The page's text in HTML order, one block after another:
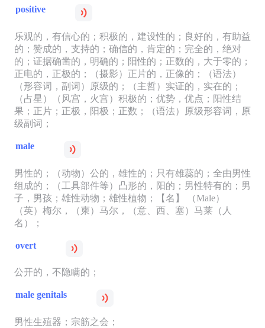
positive
乐观的，有信心的；积极的，建设性的；良好的，有助益
的；赞成的，支持的；确信的，肯定的；完全的，绝对
的；证据确凿的，明确的；阳性的；正数的，大于零的；
正电的，正极的；（摄影）正片的，正像的；（语法）
（形容词，副词）原级的；（主哲）实证的，实在的；
（占星）（风宫，火宫）积极的；优势，优点；阳性结
果；正片；正极，阳极；正数；（语法）原级形容词，原
级副词；
male
男性的；（动物）公的，雄性的；只有雄蕊的；全由男性
组成的；（工具部件等）凸形的，阳的；男性特有的；男
子，男孩；雄性动物；雄性植物；【名】 （Male）
（英）梅尔，（柬）马尔，（意、西、塞）马莱（人
名）；
overt
公开的，不隐瞒的；
male genitals
男性生殖器；宗筋之会；